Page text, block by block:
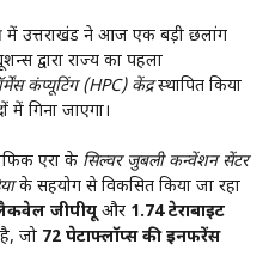
में उत्तराखंड ने आज एक बड़ी छलांग
द्वारा राज्य का पहला
कंप्यूटिंग (HPC) केंद्रस्थापित किया
गिना जाएगा।
एरा के सिल्वर जुबली कन्वेंशन सेंटर
के सहयोग से विकसित किया जा रहा
जीपीयूऔर 1.74 टेराबाइट
जो 72 पेटाफ्लॉप्स की इनफरेंस